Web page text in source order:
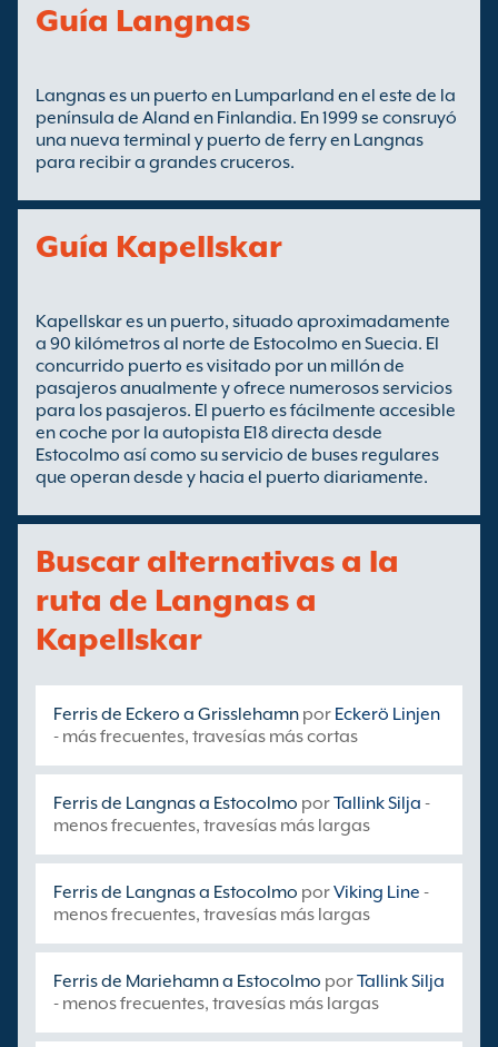
Guía Langnas
Langnas es un puerto en Lumparland en el este de la
península de Aland en Finlandia. En 1999 se consruyó
una nueva terminal y puerto de ferry en Langnas
para recibir a grandes cruceros.
Guía Kapellskar
Kapellskar es un puerto, situado aproximadamente
a 90 kilómetros al norte de Estocolmo en Suecia. El
concurrido puerto es visitado por un millón de
pasajeros anualmente y ofrece numerosos servicios
para los pasajeros. El puerto es fácilmente accesible
en coche por la autopista E18 directa desde
Estocolmo así como su servicio de buses regulares
que operan desde y hacia el puerto diariamente.
Buscar alternativas a la
ruta de Langnas a
Kapellskar
Ferris de Eckero a Grisslehamn por Eckerö Linjen
- más frecuentes, travesías más cortas
Ferris de Langnas a Estocolmo porTallink Silja -
menos frecuentes, travesías más largas
Ferris de Langnas a Estocolmo porViking Line -
menos frecuentes, travesías más largas
Ferris de Mariehamn a Estocolmo porTallink Silja
- menos frecuentes, travesías más largas